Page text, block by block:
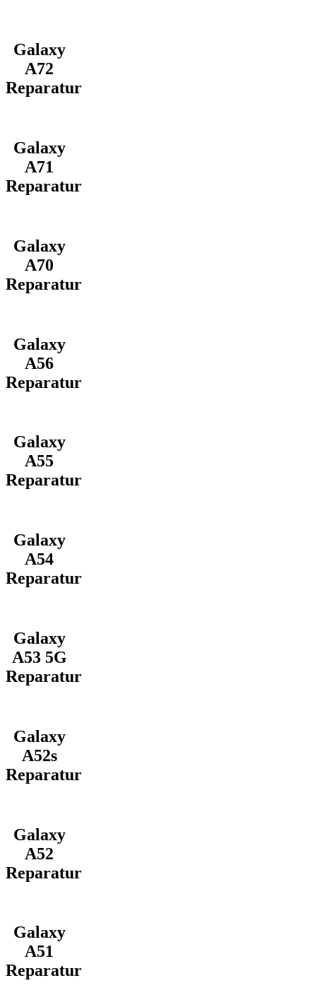
Galaxy
A72
Reparatur
Galaxy
A71
Reparatur
Galaxy
A70
Reparatur
Galaxy
A56
Reparatur
Galaxy
A55
Reparatur
Galaxy
A54
Reparatur
Galaxy
A53 5G
Reparatur
Galaxy
A52s
Reparatur
Galaxy
A52
Reparatur
Galaxy
A51
Reparatur